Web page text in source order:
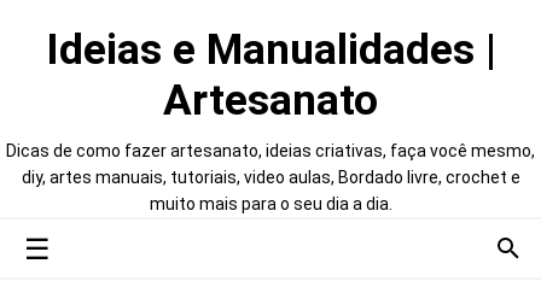
Ideias e Manualidades |
Artesanato
Dicas de como fazer artesanato, ideias criativas, faça você mesmo,
diy, artes manuais, tutoriais, video aulas, Bordado livre, crochet e
muito mais para o seu dia a dia.